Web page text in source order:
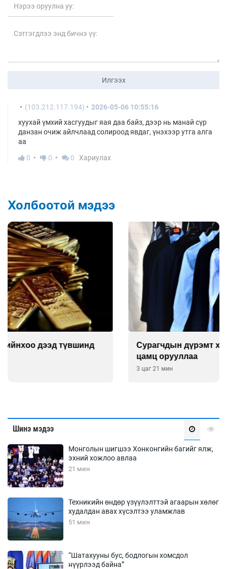
Илгээх
(103.212.117.194)
2026-05-06 10:55:16
хуухай үмхий хасгуудыг яая даа байз, дээр нь манай сүр
данзан очиж айлчлаад солироод явдаг, үнэхээр утга алга
аа
0
0 0 Хариулах
Холбоотой мэдээ
Сурагчдын дүрэмт хувцасны иж бүрдэлд поло
Шинэ мэдээ
Монголын шигшээ Хонконгийн багийг ялж,
эхний хожлоо авлаа
21 мин
Техникийн өндөр үзүүлэлттэй агаарын хөлөг
худалдан авах хүсэлтээ уламжлав
51 мин
“Шатахууны бус, бодлогын хомсдол
нүүрлээд байна”